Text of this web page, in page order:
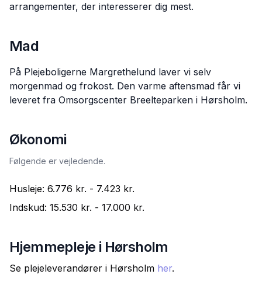
arrangementer, der interesserer dig mest.
Mad
På Plejeboligerne Margrethelund laver vi selv
morgenmad og frokost. Den varme aftensmad får vi
leveret fra Omsorgscenter Breelteparken i Hørsholm.
Økonomi
Følgende er vejledende.
Husleje: 6.776 kr. - 7.423 kr.
Indskud: 15.530 kr. - 17.000 kr.
Hjemmepleje i Hørsholm
Se plejeleverandører i Hørsholm her.